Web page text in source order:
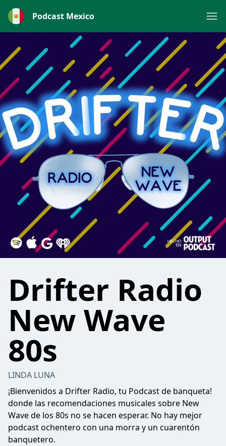
Podcast Mexico
Drifter Radio
New Wave
80s
LINDA LUNA
¡Bienvenidos a Drifter Radio, tu Podcast de banqueta!
donde las recomendaciones musicales sobre New
Wave de los 80s no se hacen esperar. No hay mejor
podcast ochentero con una morra y un cuarentón
banquetero.